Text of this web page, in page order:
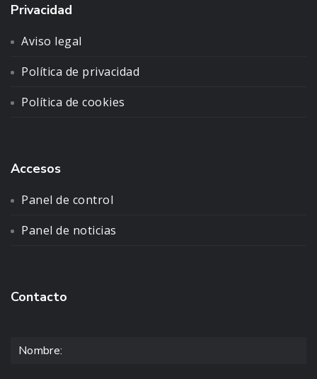
Privacidad
Aviso legal
Política de privacidad
Política de cookies
Accesos
Panel de control
Panel de noticias
Contacto